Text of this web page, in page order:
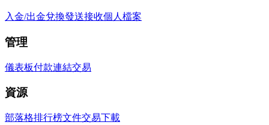
入金/出金兌換發送接收個人檔案
管理
儀表板付款連結交易
資源
部落格排行榜文件交易下載